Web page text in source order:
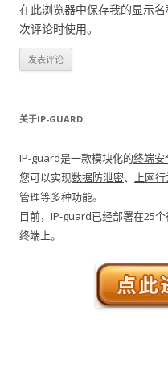
在此浏览器中保存我的显示
次评论时使用。
关于IP-GUARD
IP-guard是一款模块化的终端安
您可以实现数据防泄密、 上网
管理等多种功能。
目前，IP-guard已经部署在25
终端上。